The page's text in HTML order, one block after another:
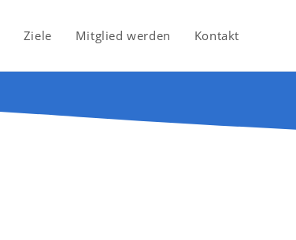
Ziele Mitglied werden Kontakt